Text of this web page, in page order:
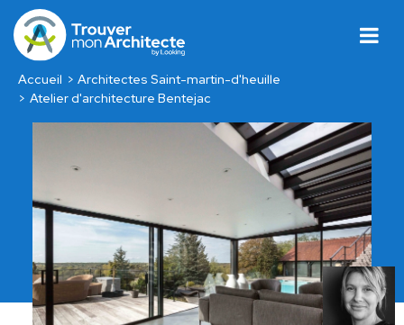
Accueil
Architectes Saint-martin-d'heuille
Atelier d'architecture Bentejac